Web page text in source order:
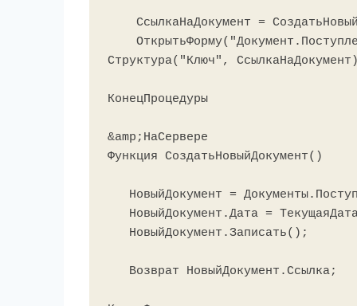
Структура("Ключ",
КонецПроцедуры
&amp;НаСервере
Функция СоздатьНовыйДокумент()